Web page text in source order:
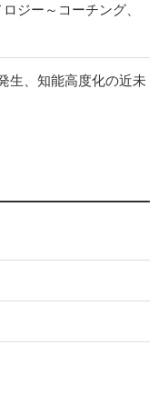
ジー～コーチング、
生、知能高度化の近未